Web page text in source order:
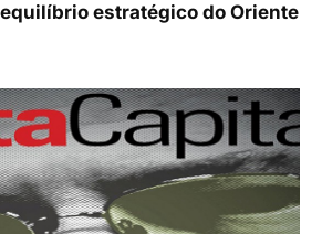
estratégico do Oriente